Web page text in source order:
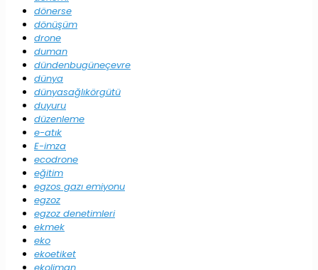
dönerse
dönüşüm
drone
duman
dündenbugüneçevre
dünya
dünyasağlıkörgütü
duyuru
düzenleme
e-atık
E-imza
ecodrone
eğitim
egzos gazı emiyonu
egzoz
egzoz denetimleri
ekmek
eko
ekoetiket